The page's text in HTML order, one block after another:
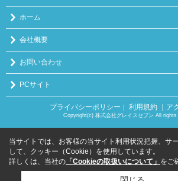
ホーム
会社概要
お問い合わせ
PCサイト
プライバシーポリシー 利用規約 ｜ア
Copyright(c) 株式会社グレイスセブン All
当サイトでは、お客様の当サイト利用状況把握、サ
して、クッキー（Cookie）を使用しています。
詳しくは、当社の 「Cookieの取扱いについて」 をご